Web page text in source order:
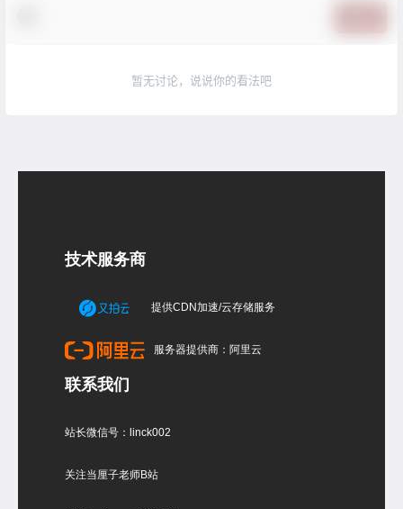
暂无讨论，说说你的看法吧
技术服务商
提供CDN加速/云存储服务
服务器提供商：阿里云
联系我们
站长微信号：linck002
关注当厘子老师B站